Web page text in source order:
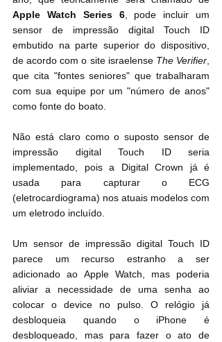
Apple Watch Series 6, pode incluir um
sensor de impressão digital Touch ID
embutido na parte superior do dispositivo,
de acordo com o site israelense The Verifier,
que cita "fontes seniores" que trabalharam
com sua equipe por um "número de anos"
como fonte do boato.
Não está claro como o suposto sensor de
impressão digital Touch ID‌ seria
implementado, pois a Digital Crown já é
usada para capturar o ECG
(eletrocardiograma) nos atuais modelos com
um eletrodo incluído.
Um sensor de impressão digital ‌Touch ID‌
parece um recurso estranho a ser
adicionado ao ‌Apple Watch‌, mas poderia
aliviar a necessidade de uma senha ao
colocar o ‌device‌ no pulso. O relógio já
desbloqueia quando o iPhone é
desbloqueado, mas para fazer o ato de